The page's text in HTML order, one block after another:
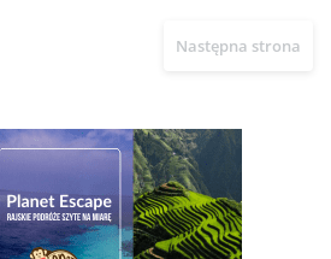
Następna strona